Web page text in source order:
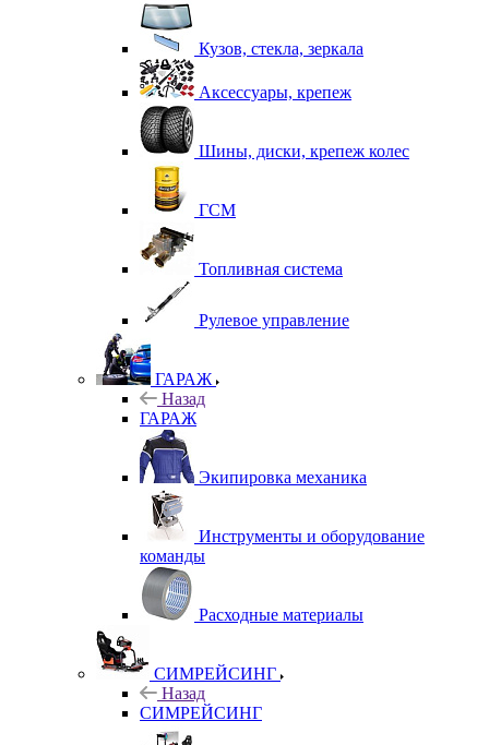
Кузов, стекла, зеркала
Аксессуары, крепеж
Шины, диски, крепеж колес
ГСМ
Топливная система
Рулевое управление
ГАРАЖ
Назад
ГАРАЖ
Экипировка механика
Инструменты и оборудование
команды
Расходные материалы
СИМРЕЙСИНГ
Назад
СИМРЕЙСИНГ